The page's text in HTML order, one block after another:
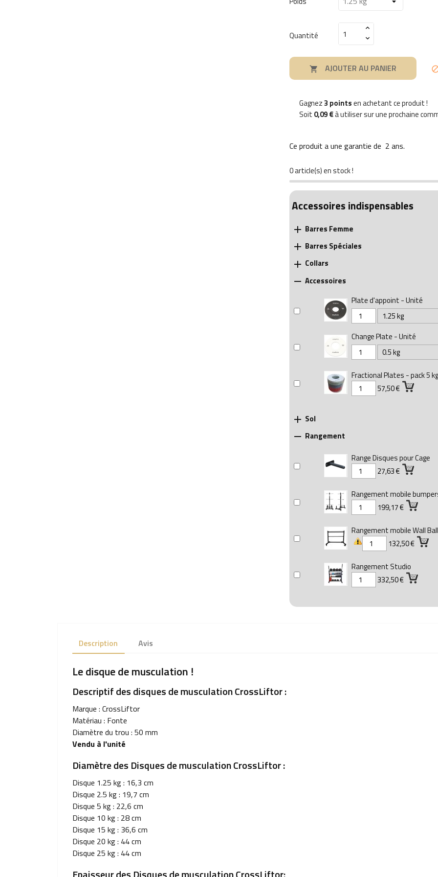
Quantité
 AJOUTER AU PANIER
Gagnez3 pointsen achetant ce produit !
Soit 0,09 €à utiliser sur une prochaine
Ce produit a une garantie de 2 ans.
0 article(s) en stock !
Accessoires indispensables
 Barres Femme
 Barres Spéciales
 Collars
 Accessoires
Plate d'appoint - Unité
Change Plate - Unité
Fractional Plates - pack 5 kg
57,50 €
 Sol
 Rangement
Range Disques pour Cage
27,63 €
Rangement mobile
199,17 €
Rangement mobile Wall
132,50 €
Rangement Studio
332,50 €
Description Avis
Le disque de musculation !
Descriptif des disques de musculation CrossLiftor :
Marque : CrossLiftor
Matériau : Fonte
Diamètre du trou : 50 mm
Vendu à l'unité
Diamètre des Disques de musculation CrossLiftor :
Disque 1.25 kg : 16,3 cm
Disque 2.5 kg : 19,7 cm
Disque 5 kg : 22,6 cm
Disque 10 kg : 28 cm
Disque 15 kg : 36,6 cm
Disque 20 kg : 44 cm
Disque 25 kg : 44 cm